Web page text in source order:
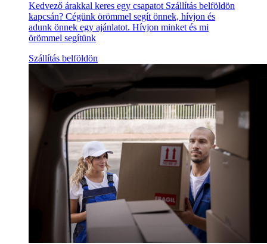
Kedvező árakkal keres egy csapatot Szállítás belföldön
kapcsán? Cégünk örömmel segít önnek, hívjon és
adunk önnek egy ajánlatot. Hívjon minket és mi
örömmel segítünk
Szállítás belföldön